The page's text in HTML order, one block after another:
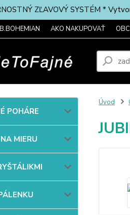
ZĽAVOVÝ SYSTÉM *
B.BOHEMIAN AKO NAKUPOVAŤ
POHÁRE
MIERU
Úvod